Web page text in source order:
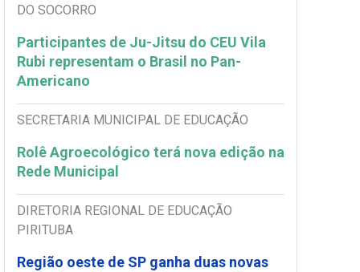
DO SOCORRO
Participantes de Ju-Jitsu do CEU Vila
Rubi representam o Brasil no Pan-
Americano
SECRETARIA MUNICIPAL DE EDUCAÇÃO
Rolê Agroecológico terá nova edição na
Rede Municipal
DIRETORIA REGIONAL DE EDUCAÇÃO
PIRITUBA
Região oeste de SP ganha duas novas